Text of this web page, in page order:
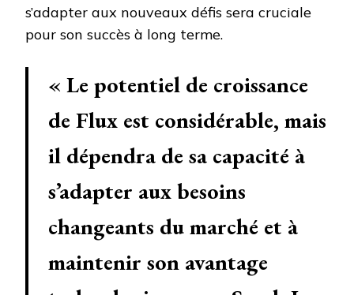
s’adapter aux nouveaux défis sera cruciale
pour son succès à long terme.
« Le potentiel de croissance
de Flux est considérable, mais
il dépendra de sa capacité à
s’adapter aux besoins
changeants du marché et à
maintenir son avantage